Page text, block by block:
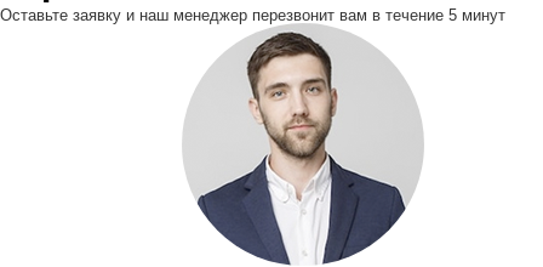
Оставьте заявку и наш менеджер перезвонит вам в течение 5 минут